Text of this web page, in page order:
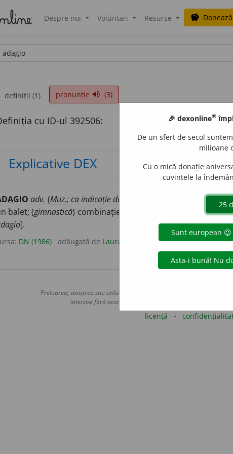
Despre noi Voluntari Resurse savings Donează
definiții (1) pronunție volume_up (3)
cu ID-ul 392506:
Explicative DEX
AGIO adv. (Muz.; ca indicație de execuție ) Lent, în tempo
balet; (gimnastică) combinație alcătuită din diferite
].
DN (1986) adăugată de LauraGellner acțiuni
Preluarea, stocarea sau utilizarea datelor de pe acest site, inclusiv
interzise fără acordul nostru prealabil scris, cu excepția
licență
🎉 dexonline®
De un sfert de secol
milioane
Cu o mică donație
cuvintele la